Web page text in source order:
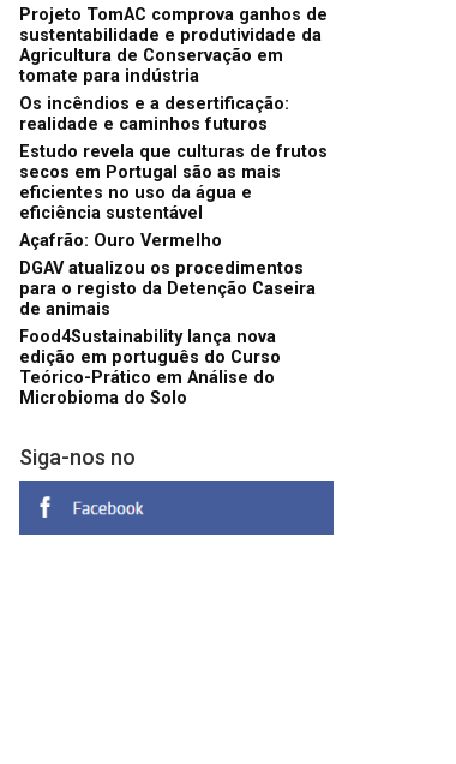
Projeto TomAC comprova ganhos de
sustentabilidade e produtividade da
Agricultura de Conservação em
tomate para indústria
Os incêndios e a desertificação:
realidade e caminhos futuros
Estudo revela que culturas de frutos
secos em Portugal são as mais
eficientes no uso da água e
eficiência sustentável
Açafrão: Ouro Vermelho
DGAV atualizou os procedimentos
para o registo da Detenção Caseira
de animais
Food4Sustainability lança nova
edição em português do Curso
Teórico-Prático em Análise do
Microbioma do Solo
Siga-nos no